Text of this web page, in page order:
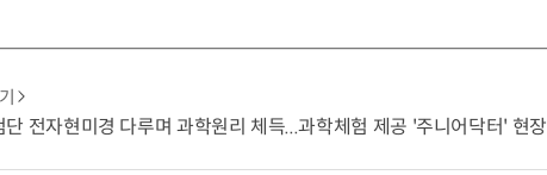
전자현미경 다루며 과학원리 체득...과학체험 제공 '주니어닥터' 현장